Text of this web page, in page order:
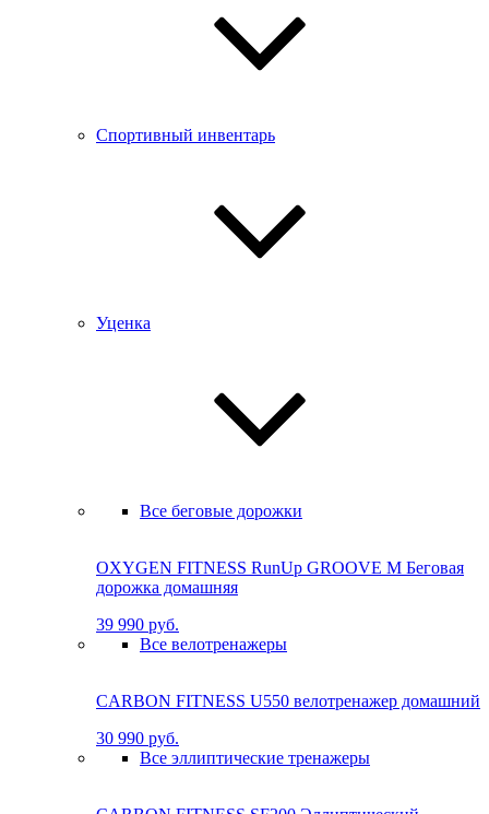
Спортивный инвентарь
Уценка
Все беговые дорожки
OXYGEN FITNESS RunUp GROOVE M Бе­го­вая
до­рож­ка до­маш­няя
39 990 руб.
Все велотренажеры
CARBON FITNESS U550 велотренажер домашний
30 990 руб.
Все эллиптические тренажеры